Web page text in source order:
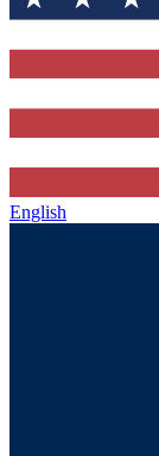
English